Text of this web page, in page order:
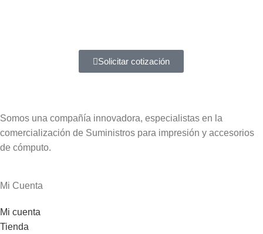
Solicitar cotización
Somos una compañía innovadora, especialistas en la
comercialización de Suministros para impresión y accesorios
de cómputo.
Mi Cuenta
Mi cuenta
Tienda